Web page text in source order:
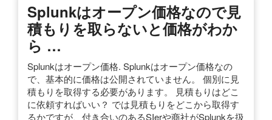
Splunkはオープン価格なので見
積もりを取らないと価格がわか
ら …
Splunkはオープン価格. Splunkはオープン価格なの
で、基本的に価格は公開されていません。 個別に見
積もりを取得する必要があります。 見積もりはどこ
に依頼すればいい？ では見積もりをどこから取得す
るかですが、付き合いのあるSIerや商社がSplunkを扱